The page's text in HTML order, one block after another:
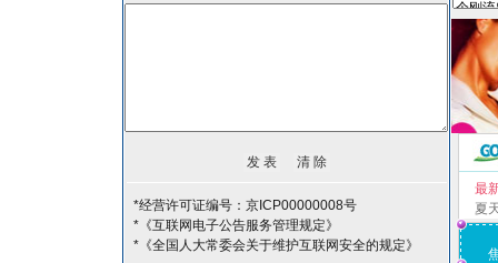
*经营许可证编号：京ICP00000008号
*《互联网电子公告服务管理规定》
*《全国人大常委会关于维护互联网安全的规定》
最
夏